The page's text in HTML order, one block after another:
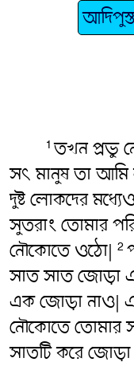
1তখন প্রভু
সৎ‌ মানুষ তা আমি
দুষ্ট লোকদের
সুতরাং তোমার
নৌকোতে ওঠো| 2
সাত সাত জোড়া
এক জোড়া নাও|
নৌকোতে তোমার
সাতটি করে জোড়া